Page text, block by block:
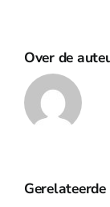
Over de